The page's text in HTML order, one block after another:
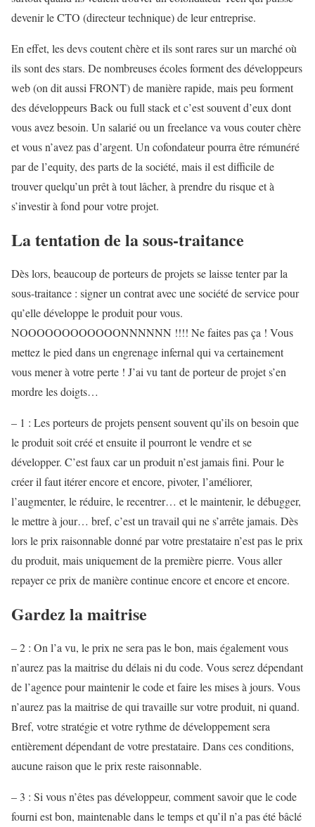
devenir le CTO (directeur technique) de leur entreprise.
En effet, les devs coutent chère et ils sont rares sur un marché où
ils sont des stars. De nombreuses écoles forment des développeurs
web (on dit aussi FRONT) de manière rapide, mais peu forment
des développeurs Back ou full stack et c’est souvent d’eux dont
vous avez besoin. Un salarié ou un freelance va vous couter chère
et vous n’avez pas d’argent. Un cofondateur pourra être rémunéré
par de l’equity, des parts de la société, mais il est difficile de
trouver quelqu’un prêt à tout lâcher, à prendre du risque et à
s’investir à fond pour votre projet.
La tentation de la sous-traitance
Dès lors, beaucoup de porteurs de projets se laisse tenter par la
sous-traitance : signer un contrat avec une société de service pour
qu’elle développe le produit pour vous.
NOOOOOOOOOOOONNNNNN !!!! Ne faites pas ça ! Vous
mettez le pied dans un engrenage infernal qui va certainement
vous mener à votre perte ! J’ai vu tant de porteur de projet s’en
mordre les doigts…
– 1 : Les porteurs de projets pensent souvent qu’ils on besoin que
le produit soit créé et ensuite il pourront le vendre et se
développer. C’est faux car un produit n’est jamais fini. Pour le
créer il faut itérer encore et encore, pivoter, l’améliorer,
l’augmenter, le réduire, le recentrer… et le maintenir, le débugger,
le mettre à jour… bref, c’est un travail qui ne s’arrête jamais. Dès
lors le prix raisonnable donné par votre prestataire n’est pas le prix
du produit, mais uniquement de la première pierre. Vous aller
repayer ce prix de manière continue encore et encore et encore.
Gardez la maitrise
– 2 : On l’a vu, le prix ne sera pas le bon, mais également vous
n’aurez pas la maitrise du délais ni du code. Vous serez dépendant
de l’agence pour maintenir le code et faire les mises à jours. Vous
n’aurez pas la maitrise de qui travaille sur votre produit, ni quand.
Bref, votre stratégie et votre rythme de développement sera
entièrement dépendant de votre prestataire. Dans ces conditions,
aucune raison que le prix reste raisonnable.
– 3 : Si vous n’êtes pas développeur, comment savoir que le code
fourni est bon, maintenable dans le temps et qu’il n’a pas été bâclé